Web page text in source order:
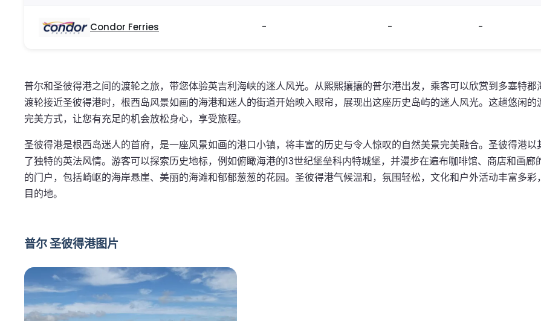
Condor Ferries - - -
普尔和圣彼得港之间的渡轮之旅，带您体验英吉利海峡的迷人风光。从熙熙攘攘的普尔港出发，乘客可以欣赏到多塞特
渡轮接近圣彼得港时，根西岛风景如画的海港和迷人的街道开始映入眼帘，展现出这座历史岛屿的迷人风光。这趟悠闲
完美方式，让您有充足的机会放松身心，享受旅程。
圣彼得港是根西岛迷人的首府，是一座风景如画的港口小镇，将丰富的历史与令人惊叹的自然美景完美融合。圣彼得港
了独特的英法风情。游客可以探索历史地标，例如俯瞰海港的13世纪堡垒科内特城堡，并漫步在遍布咖啡馆、商店和画
的门户，包括崎岖的海岸悬崖、美丽的海滩和郁郁葱葱的花园。圣彼得港气候温和，氛围轻松，文化和户外活动丰富多
目的地。
普尔 圣彼得港图片